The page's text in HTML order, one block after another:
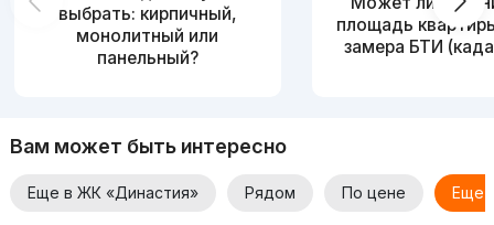
выбрать: кирпичный,
монолитный или
панельный?
площадь
замера БТИ
Вам может быть интересно
Еще в ЖК «Династия» Рядом По цене Еще